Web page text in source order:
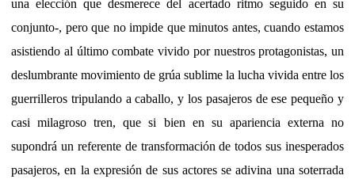
una elección que desmerece del acertado ritmo seguido en su
conjunto-, pero que no impide que minutos antes, cuando estamos
asistiendo al último combate vivido por nuestros protagonistas, un
deslumbrante movimiento de grúa sublime la lucha vivida entre los
guerrilleros tripulando a caballo, y los pasajeros de ese pequeño y
casi milagroso tren, que si bien en su apariencia externa no
supondrá un referente de transformación de todos sus inesperados
pasajeros, en la expresión de sus actores se adivina una soterrada